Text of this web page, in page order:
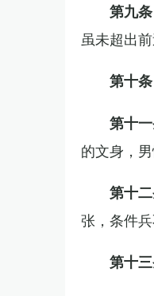
第九条
虽未超出
第十条
第十
的文身，
第十
张，条件兵
第十